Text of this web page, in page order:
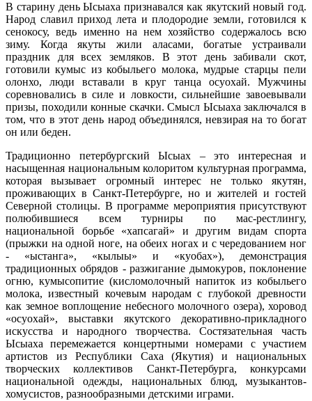
В старину день Ысыаха признавался как якутский новый год.
Народ славил приход лета и плодородие земли, готовился к
сенокосу, ведь именно на нем хозяйство содержалось всю
зиму. Когда якуты жили аласами, богатые устраивали
праздник для всех земляков. В этот день забивали скот,
готовили кумыс из кобыльего молока, мудрые старцы пели
олонхо, люди вставали в круг танца осуохай. Мужчины
соревновались в силе и ловкости, сильнейшие завоевывали
призы, походили конные скачки. Смысл Ысыаха заключался в
том, что в этот день народ объединялся, невзирая на то богат
он или беден.
Традиционно петербургский Ысыах – это интересная и
насыщенная национальным колоритом культурная программа,
которая вызывает огромный интерес не только якутян,
проживающих в Санкт-Петербурге, но и жителей и гостей
Северной столицы. В программе мероприятия присутствуют
полюбившиеся всем турниры по мас-рестлингу,
национальной борьбе «хапсагай» и другим видам спорта
(прыжки на одной ноге, на обеих ногах и с чередованием ног
- «ыстанга», «кылыы» и «куобах»), демонстрация
традиционных обрядов - разжигание дымокуров, поклонение
огню, кумысопитие (кисломолочный напиток из кобыльего
молока, известный кочевым народам с глубокой древности
как земное воплощение небесного молочного озера), хоровод
«осуохай», выставки якутского декоративно-прикладного
искусства и народного творчества. Состязательная часть
Ысыаха перемежается концертными номерами с участием
артистов из Республики Саха (Якутия) и национальных
творческих коллективов Санкт-Петербурга, конкурсами
национальной одежды, национальных блюд, музыкантов-
хомусистов, разнообразными детскими играми.